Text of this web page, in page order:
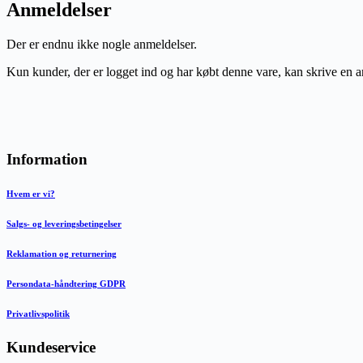
Anmeldelser
Der er endnu ikke nogle anmeldelser.
Kun kunder, der er logget ind og har købt denne vare, kan skrive en
Information
Hvem er vi?
Salgs- og leveringsbetingelser
Reklamation og returnering
Persondata-håndtering GDPR
Privatlivspolitik
Kundeservice